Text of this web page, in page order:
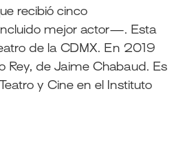
recibió cinco
mejor actor—. Esta
de la CDMX. En 2019
Rey, de Jaime Chabaud. Es
y Cine en el Instituto